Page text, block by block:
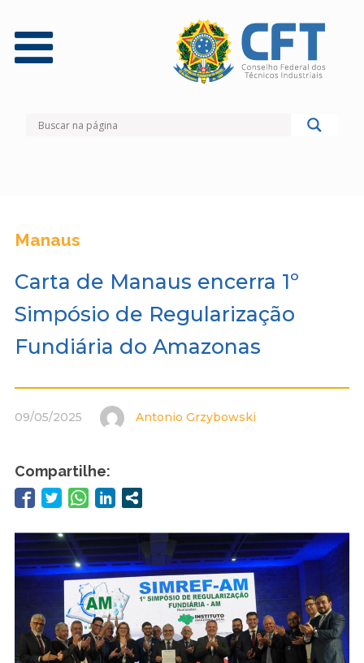
Manaus
Carta de Manaus encerra 1º
Simpósio de Regularização
Fundiária do Amazonas
09/05/2025 Antonio Grzybowski
Compartilhe: